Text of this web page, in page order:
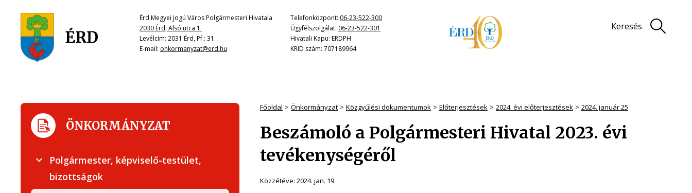
Érd Megyei Jogú Város Polgármesteri Hivatala
2030 Érd, Alsó utca 1.
Levélcím: 2031 Érd, Pf.: 31.
E-mail: onkormanyzat@erd.hu
Telefonközpont: 06-23-522-300
Ügyfélszolgálat: 06-23-522-301
Hivatali Kapu: ERDPH
KRID szám: 707189964
Keresés
Főoldal Önkormányzat Közgyűlési dokumentumok Előterjesztések 2024. évi előterjesztések 2024. január 25
Beszámoló a Polgármesteri Hivatal 2023. évi
tevékenységéről
Közzétéve: 2024. jan. 19.
ÖNKORMÁNYZAT
Polgármester, képviselő-testület,
bizottságok